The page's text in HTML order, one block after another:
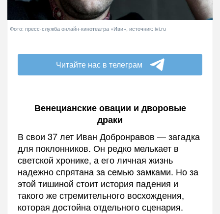
Фото: пресс-служба онлайн-кинотеатра «Иви», источник: ivi.ru
Читайте нас в телеграм
Венецианские овации и дворовые
драки
В свои 37 лет Иван Добронравов — загадка
для поклонников. Он редко мелькает в
светской хронике, а его личная жизнь
надежно спрятана за семью замками. Но за
этой тишиной стоит история падения и
такого же стремительного восхождения,
которая достойна отдельного сценария.